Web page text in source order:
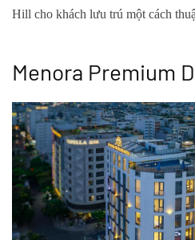
Hill cho khách lưu trú một cách
Menora Premium